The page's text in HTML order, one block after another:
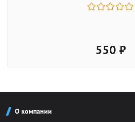
550 ₽
О компании